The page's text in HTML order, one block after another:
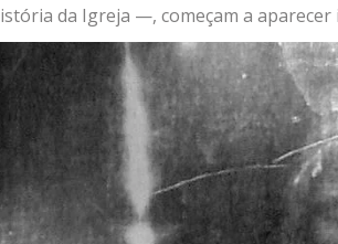
da Igreja —, começam a